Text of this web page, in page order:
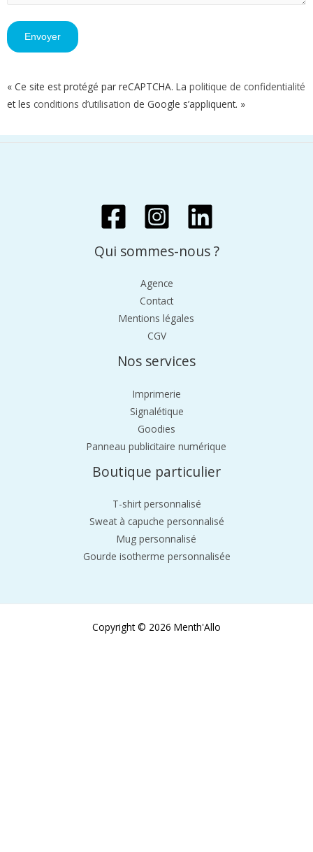
« Ce site est protégé par reCAPTCHA. La politique de confidentialité
et les conditions d’utilisation de Google s’appliquent. »
Qui sommes-nous ?
Agence
Contact
Mentions légales
CGV
Nos services
Imprimerie
Signalétique
Goodies
Panneau publicitaire numérique
Boutique particulier
T-shirt personnalisé
Sweat à capuche personnalisé
Mug personnalisé
Gourde isotherme personnalisée
Copyright © 2026 Menth'Allo